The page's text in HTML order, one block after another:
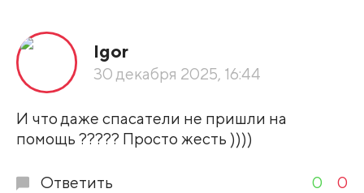
По рейтингу
Igor
30 декабря 2025, 16:44
И что даже спасатели не пришли на
помощь ????? Просто жесть ))))
Ответить 0 0